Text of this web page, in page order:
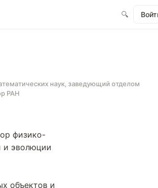
🔍
наук, заведующий отделом
РАН
физико-
и эволюции
объектов и